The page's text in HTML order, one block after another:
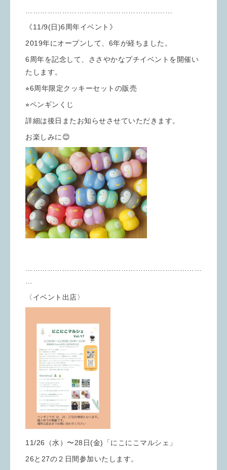
《11/9(日)6周年イベント》
2019年にオープンして、6年が経ちました。
6周年を記念して、ささやかなプチイベントを開催い
たします。
⭐︎6周年限定クッキーセットの販売
⭐︎ペンギンくじ
詳細は後日またお知らせさせていただきます。
お楽しみに😊
〈イベント出店〉
11/26（水）〜28日(金)「にこにこマルシェ」
26と27の２日間参加いたします。